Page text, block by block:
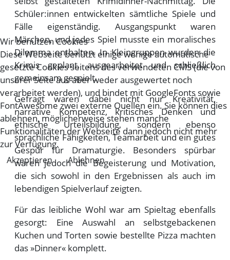
Schüler:innen entwickelten sämtliche Spiele und
Fälle eigenständig. Ausgangspunkt waren
Märchen, und jedes Spiel musste ein moralisches
Dilemma enthalten. In Kleingruppen wurden die
Krimis geplant, ausgearbeitet und schließlich
gemeinsam gespielt.
Gefragt waren dabei nicht nur Kreativität,
narrative Kompetenz, kritisches Denken und
ethische Urteilsbildung, sondern ebenso
sprachliche Fähigkeiten, Teamarbeit und ein gutes
Gespür für Dramaturgie. Besonders spürbar
waren jedoch die Begeisterung und Motivation,
die sich sowohl in den Ergebnissen als auch im
lebendigen Spielverlauf zeigten.
Für das leibliche Wohl war am Spieltag ebenfalls
gesorgt: Eine Auswahl an selbstgebackenen
Kuchen und Torten sowie bestellte Pizza machten
das »Dinner« komplett.
Wir benutzen Cookies
Diese Webseite benützt einige wenige automatische
gesetzte Cookies seitens des verwendeten CMS (die von
unserer Seite aus aber weder ausgewertet noch
verarbeitet werden), und bindet mit GoogleFonts sowie
FontAwesome zwei externe Quellen ein. Sie können dies
ablehnen, möglicherweise stehen manche
Funktionalitäten der Webseite dann jedoch nicht mehr
zur Verfügung.
Akzeptieren Ablehnen